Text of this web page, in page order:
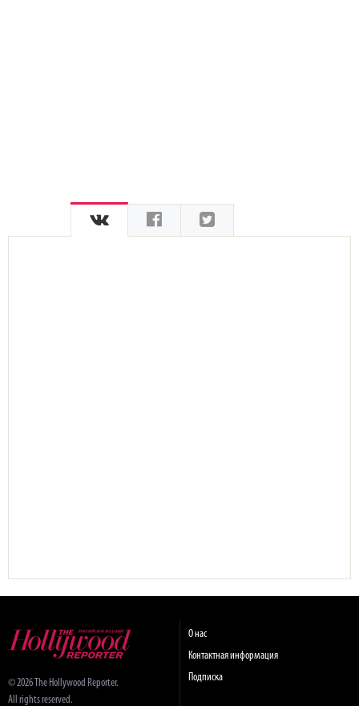
© 2026 The Hollywood Reporter.
All rights reserved.
О нас
Контактная информация
Подписка